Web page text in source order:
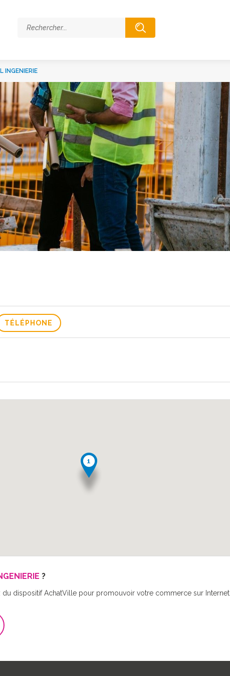
INGENIERIE
TÉLÉPHONE
?
dispositif AchatVille pour promouvoir votre commerce sur Internet.